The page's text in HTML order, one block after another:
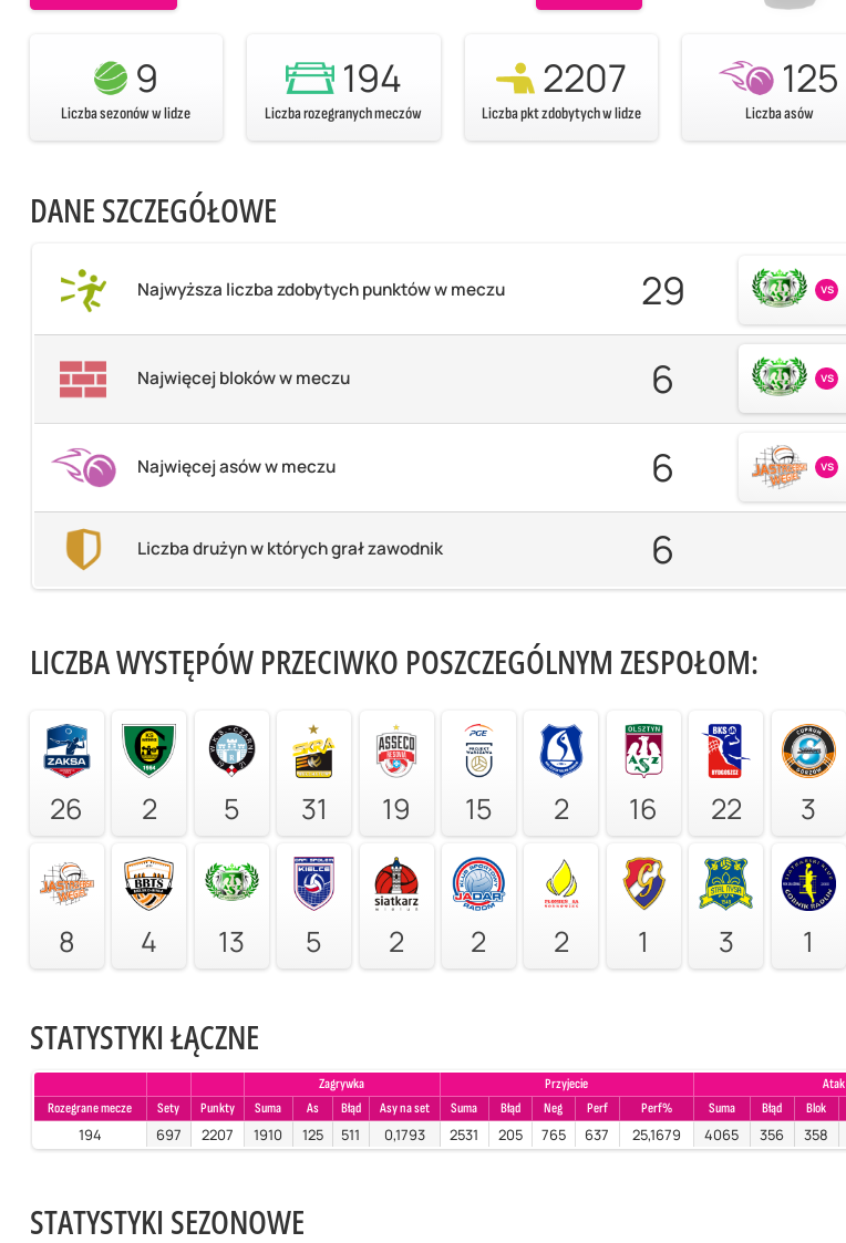
9
Liczba sezonów w lidze
194
Liczba rozegranych meczów
2207
Liczba pkt zdobytych w lidze
125
Liczba asów
DANE SZCZEGÓŁOWE
Najwyższa liczba zdobytych punktów w meczu 29 vs
Najwięcej bloków w meczu 6 vs
Najwięcej asów w meczu 6 vs
Liczba drużyn w których grał zawodnik 6
LICZBA WYSTĘPÓW PRZECIWKO POSZCZEGÓLNYM ZESPOŁOM:
26 2 5 31 19 15 2 16 22 3
8 4 13 5 2 2 2 1 3 1
STATYSTYKI ŁĄCZNE
Zagrywka Przyjecie Atak
Rozegrane mecze
Sety Punkty Suma As Błąd Asy na set Suma Błąd Neg Perf Perf% Suma Błąd Blok
194 697 2207 1910 125 511 0,1793 2531 205 765 637 25,1679 4065 356 358
STATYSTYKI SEZONOWE